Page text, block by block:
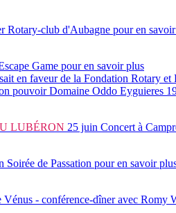
Rotary-club d'Aubagne pour en
Game pour en savoir plus
en faveur de la Fondation Rotary et
pouvoir Domaine Oddo Eyguieres
LUBÉRON 25 juin Concert à
Soirée de Passation pour en savoir
Vénus - conférence-dîner avec Romy